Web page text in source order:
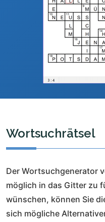
Wortsuchrätsel
Der Wortsuchgenerator
möglich in das Gitter zu
wünschen, können Sie
sich mögliche